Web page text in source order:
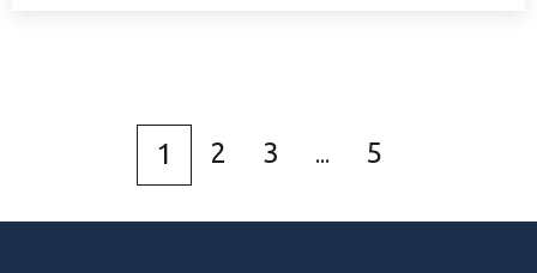
1 2 3 ... 5